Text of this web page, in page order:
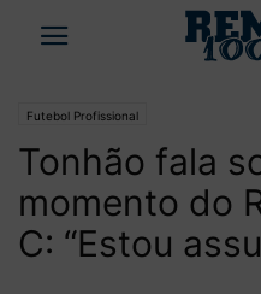
Futebol Profissional
Tonhão fala
momento do
C: “Estou